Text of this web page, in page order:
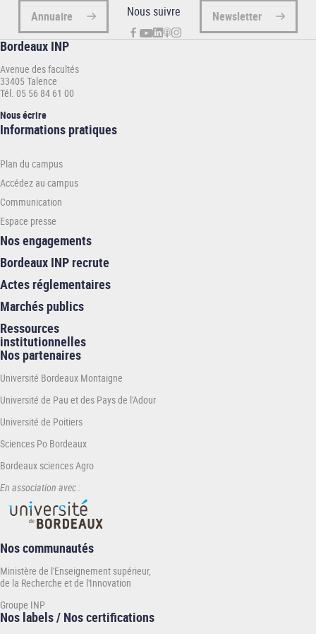
Annuaire Nous suivre Newsletter
Bordeaux INP
Avenue des facultés
33405 Talence
Tél. 05 56 84 61 00
Nous écrire
Informations
INP
Informations pratiques
Plan du campus
Accédez au campus
Communication
Espace presse
Nos engagements
Bordeaux INP recrute
Actes réglementaires
Marchés publics
Ressources
institutionnelles
Nos partenaires
Université Bordeaux Montaigne
Université de Pau et des Pays de l'Adour
Université de Poitiers
Sciences Po Bordeaux
Bordeaux sciences Agro
En association avec :
Nos communautés
Ministère de l'Enseignement supérieur,
de la Recherche et de l'Innovation
Groupe INP
Nos labels / Nos certifications